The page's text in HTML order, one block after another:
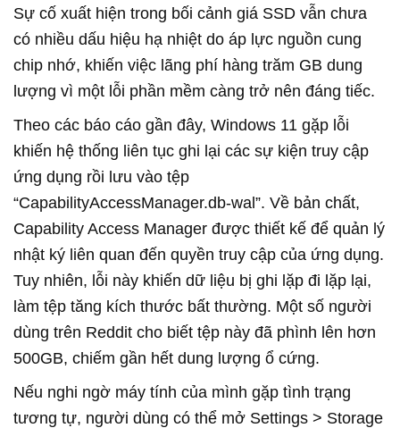
Sự cố xuất hiện trong bối cảnh giá SSD vẫn chưa
có nhiều dấu hiệu hạ nhiệt do áp lực nguồn cung
chip nhớ, khiến việc lãng phí hàng trăm GB dung
lượng vì một lỗi phần mềm càng trở nên đáng tiếc.
Theo các báo cáo gần đây, Windows 11 gặp lỗi
khiến hệ thống liên tục ghi lại các sự kiện truy cập
ứng dụng rồi lưu vào tệp
“CapabilityAccessManager.db-wal”. Về bản chất,
Capability Access Manager được thiết kế để quản lý
nhật ký liên quan đến quyền truy cập của ứng dụng.
Tuy nhiên, lỗi này khiến dữ liệu bị ghi lặp đi lặp lại,
làm tệp tăng kích thước bất thường. Một số người
dùng trên Reddit cho biết tệp này đã phình lên hơn
500GB, chiếm gần hết dung lượng ổ cứng.
Nếu nghi ngờ máy tính của mình gặp tình trạng
tương tự, người dùng có thể mở Settings > Storage